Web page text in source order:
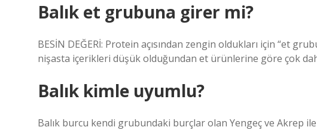
Balık et grubuna girer mi?
BESİN DEĞERİ: Protein açısından zengin oldukları için “et
nişasta içerikleri düşük olduğundan et ürünlerine göre çok
Balık kimle uyumlu?
Balık burcu kendi grubundaki burçlar olan Yengeç ve Akrep